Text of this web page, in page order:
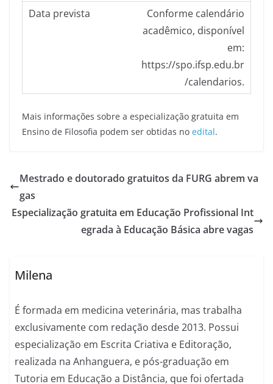
Conforme calendário
acadêmico, disponível
em:
https://spo.ifsp.edu.br
/calendarios.
Mais informações sobre a especialização gratuita em
Ensino de Filosofia podem ser obtidas no edital.
Mestrado e doutorado gratuitos da FURG abrem va
gas
Especialização gratuita em Educação Profissional Int
egrada à Educação Básica abre vagas
Milena
É formada em medicina veterinária, mas trabalha
exclusivamente com redação desde 2013. Possui
especialização em Escrita Criativa e Editoração,
realizada na Anhanguera, e pós-graduação em
Tutoria em Educação a Distância, que foi ofertada